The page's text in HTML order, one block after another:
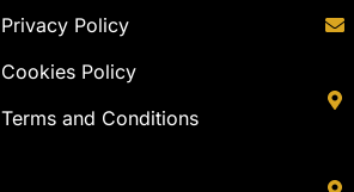
Privacy Policy
Cookies Policy
Terms and Conditions